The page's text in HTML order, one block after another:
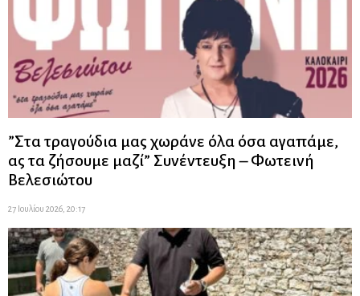
”Στα τραγούδια μας χωράνε όλα όσα αγαπάμε,
ας τα ζήσουμε μαζί” Συνέντευξη – Φωτεινή
Βελεσιώτου
27 Ιουλίου 2026, 20:17